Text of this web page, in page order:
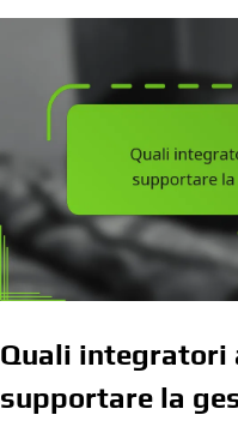
Quali integratori
supportare la